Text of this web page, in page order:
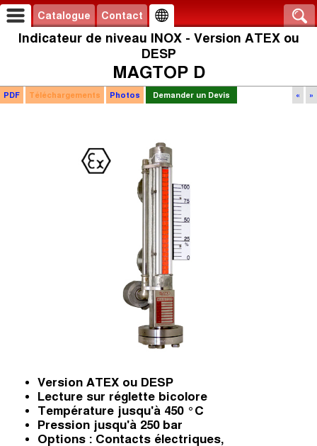
Catalogue Contact
Indicateur de niveau INOX - Version ATEX ou
DESP
MAGTOP D
« »
PDF Téléchargements Photos Demander un Devis
Version ATEX ou DESP
Lecture sur réglette bicolore
Température jusqu'à 450 °C
Pression jusqu'à 250 bar
Options : Contacts électriques,